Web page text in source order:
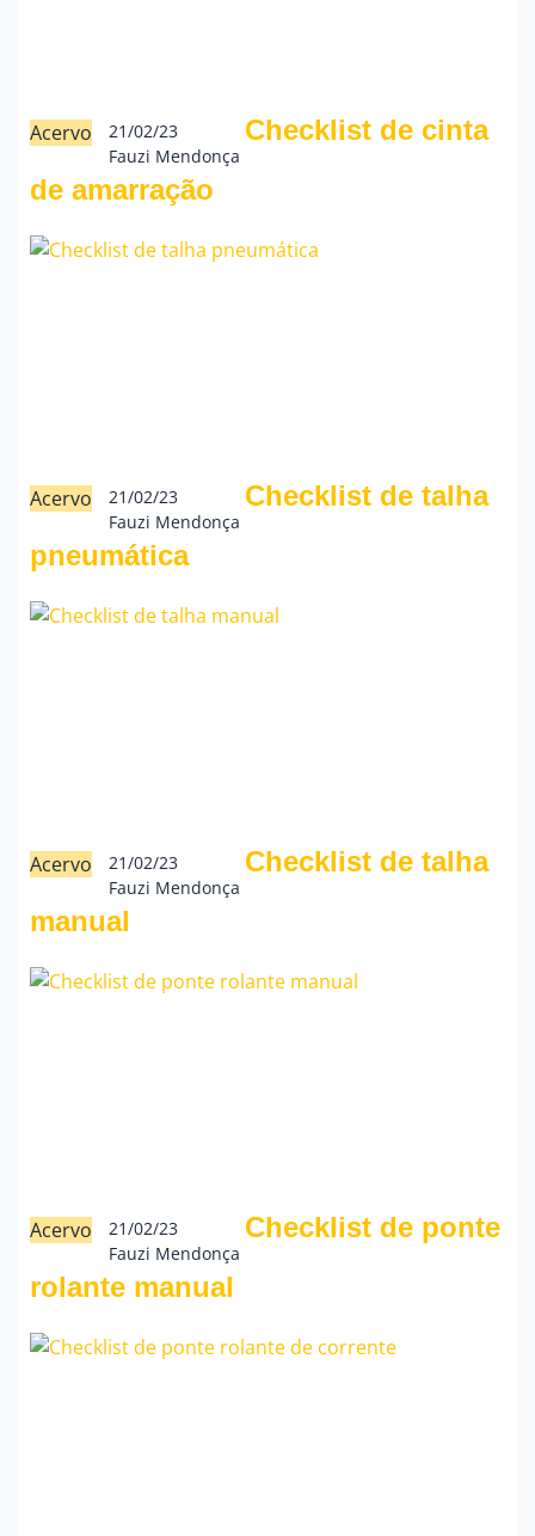
Acervo
21/02/23
Fauzi Mendonça
Checklist de cinta
de amarração
Acervo
21/02/23
Fauzi Mendonça
Checklist de talha
pneumática
Acervo
21/02/23
Fauzi Mendonça
Checklist de talha
manual
Acervo
21/02/23
Fauzi Mendonça
Checklist de ponte
rolante manual